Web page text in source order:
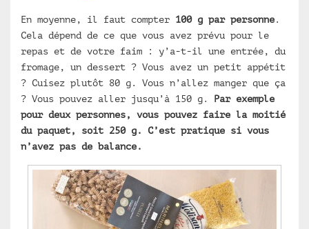
En moyenne, il faut compter 100 g par personne.
Cela dépend de ce que vous avez prévu pour le
repas et de votre faim : y’a-t-il une entrée, du
fromage, un dessert ? Vous avez un petit appétit
? Cuisez plutôt 80 g. Vous n’allez manger que ça
? Vous pouvez aller jusqu’à 150 g. Par exemple
pour deux personnes, vous pouvez faire la moitié
du paquet, soit 250 g. C’est pratique si vous
n’avez pas de balance.